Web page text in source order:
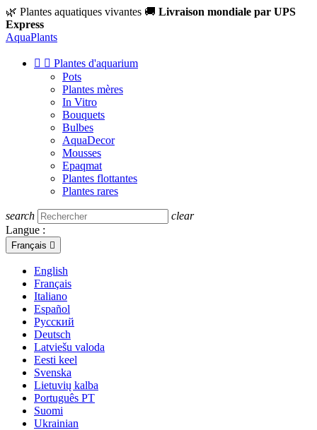
🌿 Plantes aquatiques vivantes 🚚 Livraison mondiale par UPS
Express
AquaPlants
  Plantes d'aquarium
Pots
Plantes mères
In Vitro
Bouquets
Bulbes
AquaDecor
Mousses
Epaqmat
Plantes flottantes
Plantes rares
search
clear
Langue :
Français 
English
Français
Italiano
Español
Русский
Deutsch
Latviešu valoda
Eesti keel
Svenska
Lietuvių kalba
Português PT
Suomi
Ukrainian